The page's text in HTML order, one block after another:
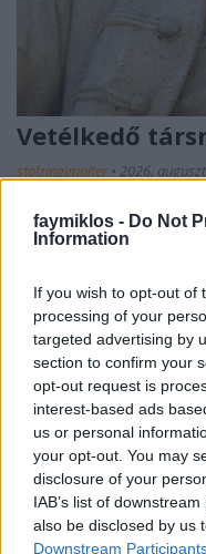
faymiklos - Do Not
Information
If you wish to opt-out of
processing of your
targeted advertising by
section to confirm your
opt-out request is
interest-based ads
us or personal
your opt-out. You may
disclosure of your
IAB’s list of
also be disclosed by us
Downstream
Vetélkedő
stolzingimalter • 2026.
Ellenállnak
meg tudta